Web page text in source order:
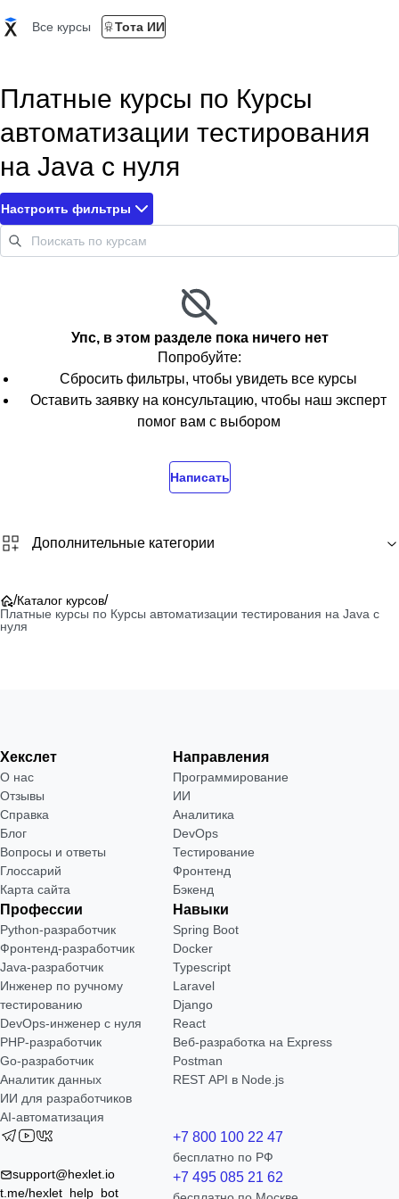
Все курсы Тота ИИ
Платные курсы по Курсы
автоматизации тестирования
на Java с нуля
Настроить фильтры
Упс, в этом разделе пока ничего нет
Попробуйте:
Сбросить фильтры, чтобы увидеть все курсы
Оставить заявку на консультацию, чтобы наш эксперт
помог вам с выбором
Написать
Дополнительные категории
/Каталог курсов/
Платные курсы по Курсы автоматизации тестирования на Java с
нуля
Хекслет
О нас
Отзывы
Справка
Блог
Вопросы и ответы
Глоссарий
Карта сайта
Направления
Программирование
ИИ
Аналитика
DevOps
Тестирование
Фронтенд
Бэкенд
Профессии
Python-разработчик
Фронтенд-разработчик
Java-разработчик
Инженер по ручному
тестированию
DevOps-инженер с нуля
РНР-разработчик
Go-разработчик
Аналитик данных
ИИ для разработчиков
AI-автоматизация
Навыки
Spring Boot
Docker
Typescript
Laravel
Django
React
Веб-разработка на Express
Postman
REST API в Node.js
support@hexlet.io
t.me/hexlet_help_bot
+7 800 100 22 47
бесплатно по РФ
+7 495 085 21 62